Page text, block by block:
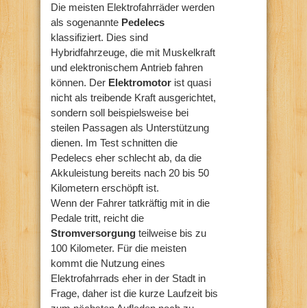
Die meisten Elektrofahrräder werden
als sogenannte Pedelecs
klassifiziert. Dies sind
Hybridfahrzeuge, die mit Muskelkraft
und elektronischem Antrieb fahren
können. Der Elektromotor ist quasi
nicht als treibende Kraft ausgerichtet,
sondern soll beispielsweise bei
steilen Passagen als Unterstützung
dienen. Im Test schnitten die
Pedelecs eher schlecht ab, da die
Akkuleistung bereits nach 20 bis 50
Kilometern erschöpft ist.
Wenn der Fahrer tatkräftig mit in die
Pedale tritt, reicht die
Stromversorgung teilweise bis zu
100 Kilometer. Für die meisten
kommt die Nutzung eines
Elektrofahrrads eher in der Stadt in
Frage, daher ist die kurze Laufzeit bis